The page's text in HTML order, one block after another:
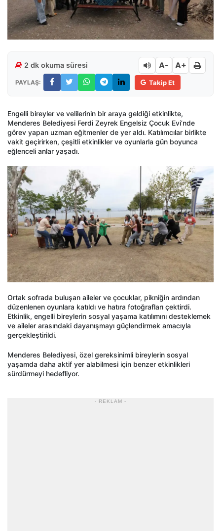
2 dk okuma süresi A- A+
PAYLAŞ: Takip Et
Engelli bireyler ve velilerinin bir araya geldiği etkinlikte,
Menderes Belediyesi Ferdi Zeyrek Engelsiz Çocuk Evi’nde
görev yapan uzman eğitmenler de yer aldı. Katılımcılar birlikte
vakit geçirirken, çeşitli etkinlikler ve oyunlarla gün boyunca
eğlenceli anlar yaşadı.
Ortak sofrada buluşan aileler ve çocuklar, pikniğin ardından
düzenlenen oyunlara katıldı ve hatıra fotoğrafları çektirdi.
Etkinlik, engelli bireylerin sosyal yaşama katılımını desteklemek
ve aileler arasındaki dayanışmayı güçlendirmek amacıyla
gerçekleştirildi.
Menderes Belediyesi, özel gereksinimli bireylerin sosyal
yaşamda daha aktif yer alabilmesi için benzer etkinlikleri
sürdürmeyi hedefliyor.
- REKLAM -